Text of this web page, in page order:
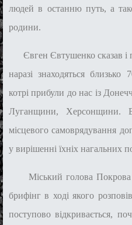
людей в останню путь, а
родини.
Євген Євтушенко сказав і
наразі знаходяться
котрі прибули до нас із
Луганщини, Херсонщини.
місцевого самоврядування
у вирішенні їхніх нагальних
Міський голова Покрова
брифінг в ході якого
поступово відкривається,